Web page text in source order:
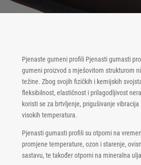
Pjenaste gumeni profili Pjenasti gumasti
gumeni proizvod s mješovitom strukturom
težine. Zbog svojih fizičkih i kemijskih
fleksibilnost, elastičnost i prilagodljivost
koristi se za brtvljenje, prigušivanje
visokih temperatura.
Pjenasti gumasti profili su otporni na
promjene temperature, ozon i starenje,
sastavu, te također otporni na mineralna